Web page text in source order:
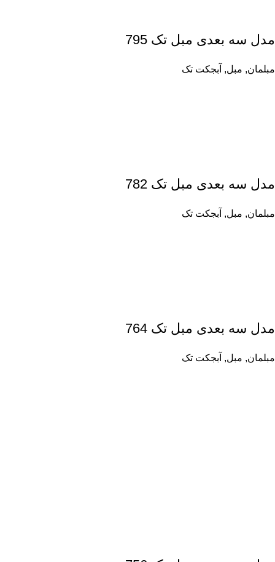
مدل سه بعدی مبل تک 795
مبلمان, مبل, آبجکت تک
مدل سه بعدی مبل تک 782
مبلمان, مبل, آبجکت تک
مدل سه بعدی مبل تک 764
مبلمان, مبل, آبجکت تک